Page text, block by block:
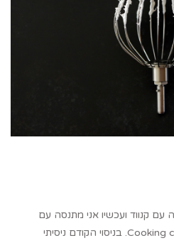
קנווד ועכשיו אני מתנסה עם
המיקסר החדש שלהם, Cooking chef xl. בניסוי הקודם ניסיתי